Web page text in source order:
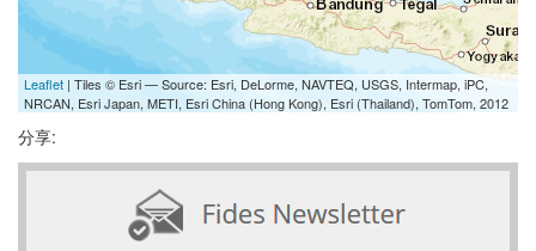
Leaflet | Tiles © Esri — Source: Esri, DeLorme, NAVTEQ, USGS, Intermap, iPC,
NRCAN, Esri Japan, METI, Esri China (Hong Kong), Esri (Thailand), TomTom, 2012
分享: